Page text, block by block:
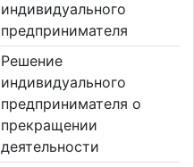
индивидуального
предпринимателя
Решение
индивидуального
предпринимателя о
прекращении
деятельности